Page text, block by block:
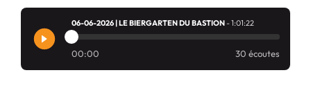
06-06-2026 | LE BIERGARTEN DU BASTION- 1:01:22
00:00 30 écoutes